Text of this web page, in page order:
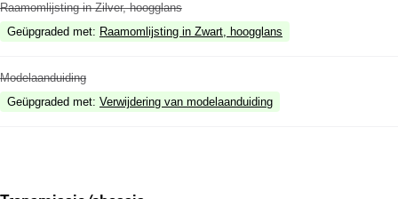
Raamomlijsting in Zilver, hoogglans
Geüpgraded met: Raamomlijsting in Zwart, hoogglans
Modelaanduiding
Geüpgraded met: Verwijdering van modelaanduiding